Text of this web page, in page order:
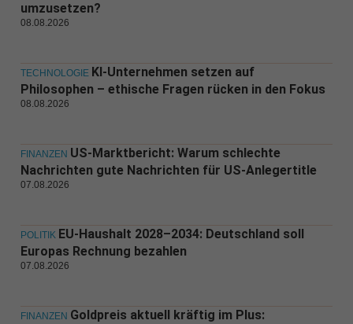
umzusetzen?
08.08.2026
TECHNOLOGIE KI-Unternehmen setzen auf
Philosophen – ethische Fragen rücken in den Fokus
08.08.2026
FINANZEN US-Marktbericht: Warum schlechte
Nachrichten gute Nachrichten für US-Anlegertitle
07.08.2026
POLITIK EU-Haushalt 2028–2034: Deutschland soll
Europas Rechnung bezahlen
07.08.2026
FINANZEN Goldpreis aktuell kräftig im Plus: